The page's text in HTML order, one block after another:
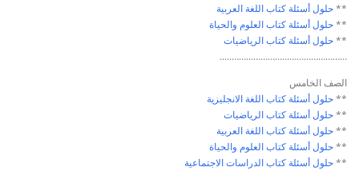
**حلول أسئلة كتاباللغة العربية
**حلول أسئلة كتابالعلوم والحياة
**حلول أسئلة كتابالرياضيات
……………………………………………..
الصف الخامس
**حلول أسئلة كتاباللغة الانجليزية
**حلول أسئلة كتابالرياضيات
**حلول أسئلة كتاباللغة العربية
**حلول أسئلة كتابالعلوم والحياة
**حلول أسئلة كتابالدراسات الاجتماعية